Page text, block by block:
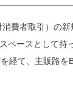
費者取引）の
ペースとして持
経て、主販路を